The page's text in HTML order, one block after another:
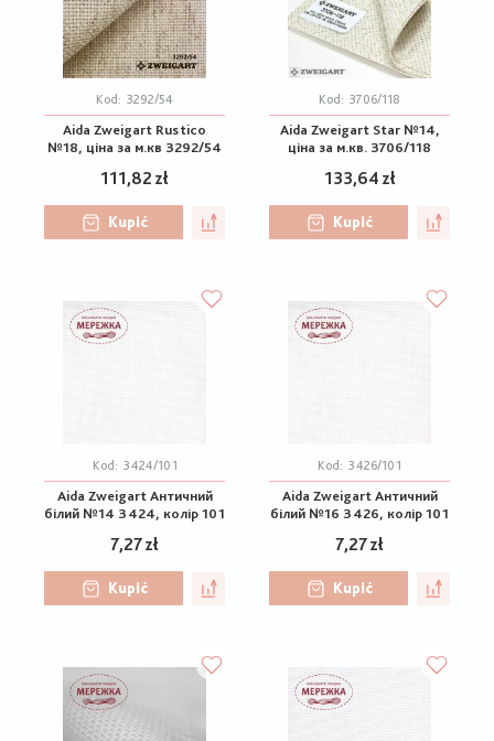
Kod: 3292/54
Aida Zweigart Rustico
№18, ціна за м.кв 3292/54
111,82 zł
Kupić
Kod: 3706/118
Aida Zweigart Star №14,
ціна за м.кв. 3706/118
133,64 zł
Kupić
Kod: 3424/101
Aida Zweigart Античний
білий №14 3424, колір 101
7,27 zł
Kupić
Kod: 3426/101
Aida Zweigart Античний
білий №16 3426, колір 101
7,27 zł
Kupić